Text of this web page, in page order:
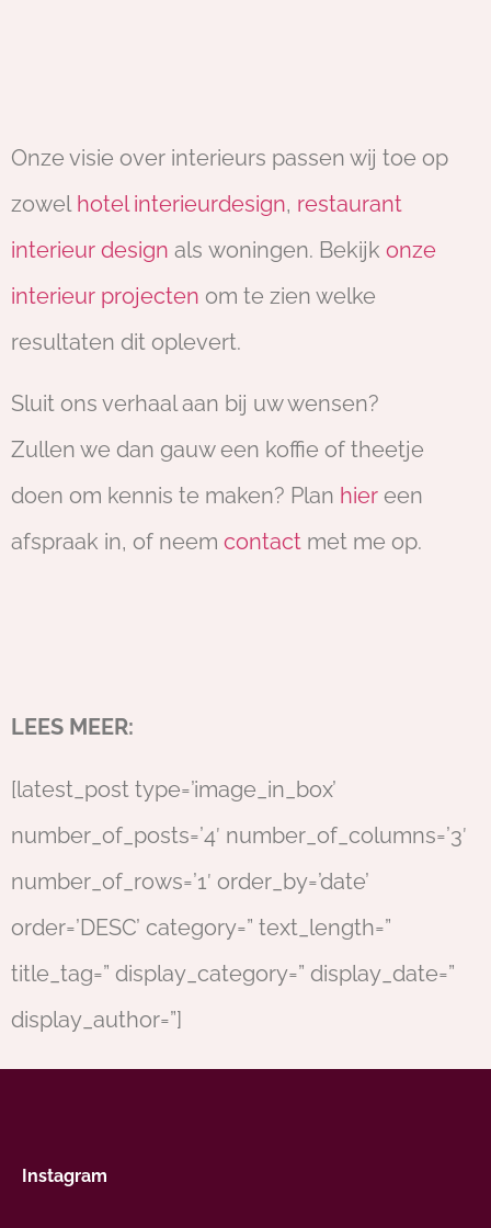
Onze visie over interieurs passen wij toe op
zowel hotel interieurdesign, restaurant
interieur design als woningen. Bekijk onze
interieur projecten om te zien welke
resultaten dit oplevert.
Sluit ons verhaal aan bij uw wensen?
Zullen we dan gauw een koffie of theetje
doen om kennis te maken? Plan hier een
afspraak in, of neem contact met me op.
LEES MEER:
[latest_post type=’image_in_box’
number_of_posts=’4′ number_of_columns=’3′
number_of_rows=’1′ order_by=’date’
order=’DESC’ category=” text_length=”
title_tag=” display_category=” display_date=”
display_author=”]
Instagram